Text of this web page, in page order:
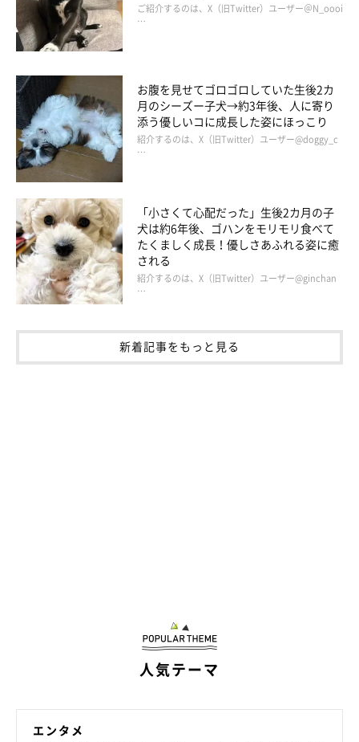
表情やしぐさで「なんかいつもと違う」と、気づくことも多いで
すが、実際に全身を見たりさわってチェックするのも大事。で
も、時々しつこくチェックしすぎて口をくちゃくちゃされ、別の
意味で我慢させることになって本末転倒。何事もほどほどに、で
すね。
（犬が口をくちゃくちゃするのはストレスや緊張によるサイン）
さきっぽがないのも元々です
ご紹介するのは、X（旧Twitter）ユーザー＠N_oooi
…
お腹を見せてゴロゴロしていた生後2カ
月のシーズー子犬→約3年後、人に寄り
添う優しいコに成長した姿にほっこり
紹介するのは、X（旧Twitter）ユーザー@doggy_c
…
「小さくて心配だった」生後2カ月の子
犬は約6年後、ゴハンをモリモリ食べて
たくましく成長！優しさあふれる姿に癒
される
紹介するのは、X（旧Twitter）ユーザー@ginchan
…
新着記事をもっと見る
人気テーマ
エンタメ